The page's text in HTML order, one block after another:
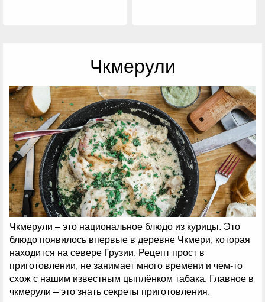
Чкмерули
Чкмерули – это национальное блюдо из курицы. Это
блюдо появилось впервые в деревне Чкмери, которая
находится на севере Грузии. Рецепт прост в
приготовлении, не занимает много времени и чем-то
схож с нашим известным цыплёнком табака. Главное в
чкмерули – это знать секреты приготовления.